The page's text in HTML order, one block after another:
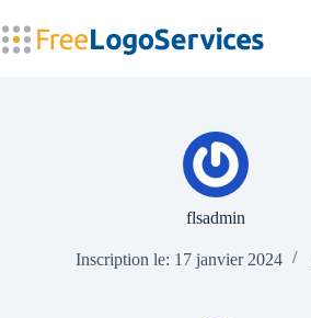
au
contenu
flsadmin
Inscription le: 17 janvier 2024